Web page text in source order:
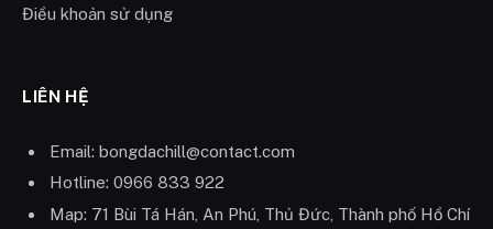
Điều khoản sử dụng
LIÊN HỆ
Email: bongdachill@contact.com
Hotline: 0966 833 922
Map: 71 Bùi Tá Hán, An Phú, Thủ Đức, Thành phố Hồ Chí